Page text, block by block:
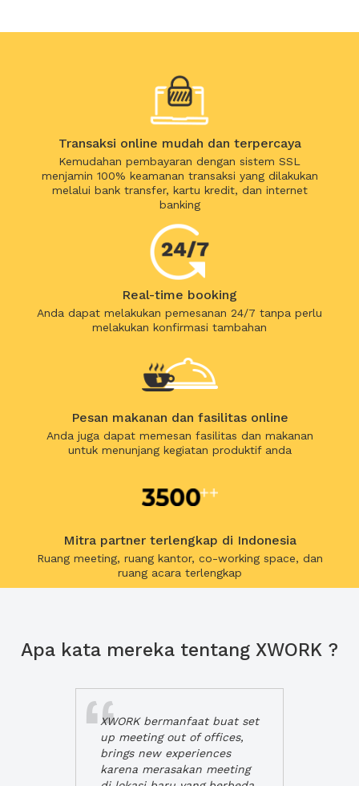
Transaksi online mudah dan terpercaya
Kemudahan pembayaran dengan sistem SSL
menjamin 100% keamanan transaksi yang dilakukan
melalui bank transfer, kartu kredit, dan internet
banking
Real-time booking
Anda dapat melakukan pemesanan 24/7 tanpa perlu
melakukan konfirmasi tambahan
Pesan makanan dan fasilitas online
Anda juga dapat memesan fasilitas dan makanan
untuk menunjang kegiatan produktif anda
Mitra partner terlengkap di Indonesia
Ruang meeting, ruang kantor, co-working space, dan
ruang acara terlengkap
Apa kata mereka tentang XWORK ?
XWORK bermanfaat buat set
up meeting out of offices,
brings new experiences
karena merasakan meeting